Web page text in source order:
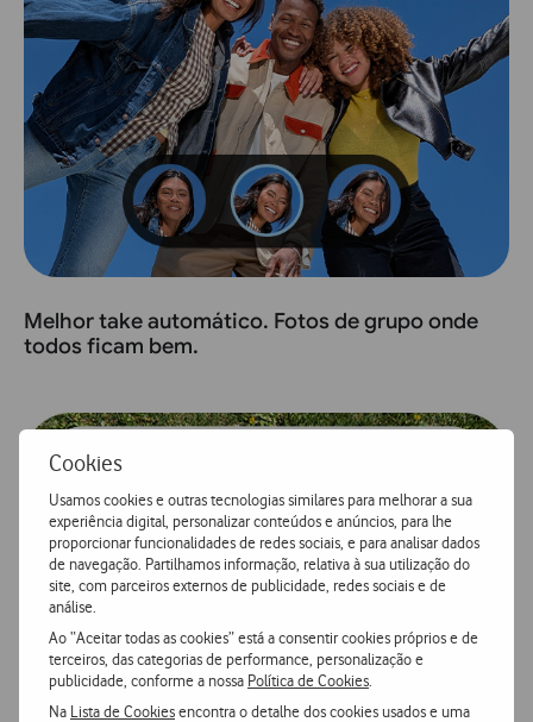
Cookies
Usamos cookies e outras tecnologias similares para melhorar a sua
experiência digital, personalizar conteúdos e anúncios, para lhe
proporcionar funcionalidades de redes sociais, e para analisar dados
de navegação. Partilhamos informação, relativa à sua utilização do
site, com parceiros externos de publicidade, redes sociais e de
análise.
Ao “Aceitar todas as cookies” está a consentir cookies próprios e de
terceiros, das categorias de performance, personalização e
publicidade, conforme a nossa Política de Cookies
Na Lista de Cookiesencontra o detalhe dos cookies usados e uma
Melhor take automático. Fotos de grupo onde
todos ficam bem.